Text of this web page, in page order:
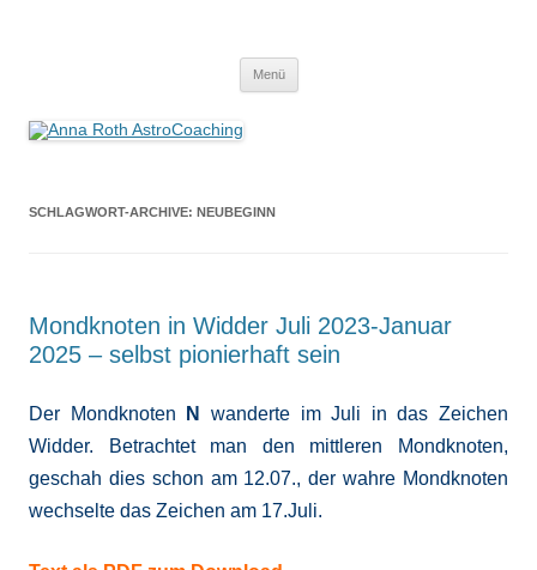
Menü
SCHLAGWORT-ARCHIVE: NEUBEGINN
Mondknoten in Widder Juli 2023-Januar
2025 – selbst pionierhaft sein
Der Mondknoten N wanderte im Juli in das Zeichen
Widder. Betrachtet man den mittleren Mondknoten,
geschah dies schon am 12.07., der wahre Mondknoten
wechselte das Zeichen am 17.Juli.